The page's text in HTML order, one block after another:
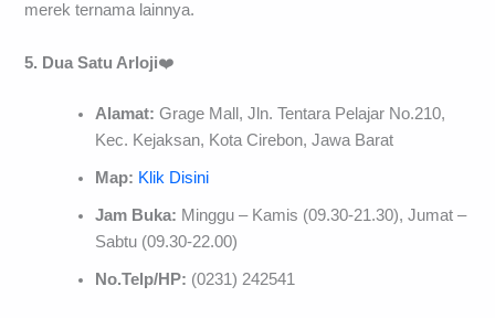
merek ternama lainnya.
5. Dua Satu Arloji❤️
Alamat: Grage Mall, Jln. Tentara Pelajar No.210,
Kec. Kejaksan, Kota Cirebon, Jawa Barat
Map: Klik Disini
Jam Buka: Minggu – Kamis (09.30-21.30), Jumat –
Sabtu (09.30-22.00)
No.Telp/HP: (0231) 242541